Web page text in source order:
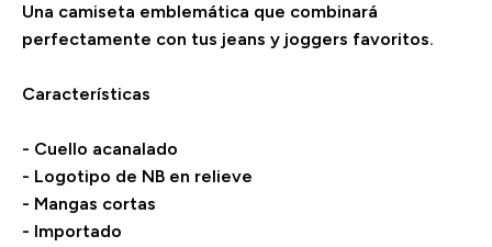
Una camiseta emblemática que combinará
perfectamente con tus jeans y joggers favoritos.
Características
- Cuello acanalado
- Logotipo de NB en relieve
- Mangas cortas
- Importado